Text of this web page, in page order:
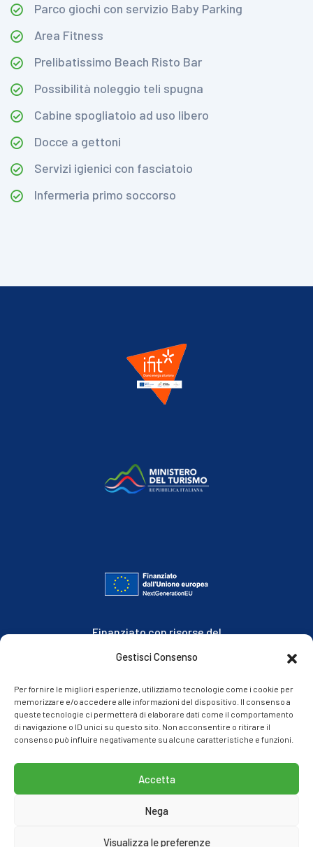
Gestisci Consenso
Per fornire le migliori esperienze, utilizziamo tecnologie come i cookie per
memorizzare e/o accedere alle informazioni del dispositivo. Il consenso a
queste tecnologie ci permetterà di elaborare dati come il comportamento
di navigazione o ID unici su questo sito. Non acconsentire o ritirare il
consenso può influire negativamente su alcune caratteristiche e funzioni.
Accetta
Nega
Visualizza le preferenze
Parco giochi con servizio Baby Parking
Area Fitness
Prelibatissimo Beach Risto Bar
Possibilità noleggio teli spugna
Cabine spogliatoio ad uso libero
Docce a gettoni
Servizi igienici con fasciatoio
Infermeria primo soccorso
Finanziato con risorse del
Piano Nazionale di Ripresa e Resilienza
Lungomare F. D’Anna – Balestrate (PA)
****